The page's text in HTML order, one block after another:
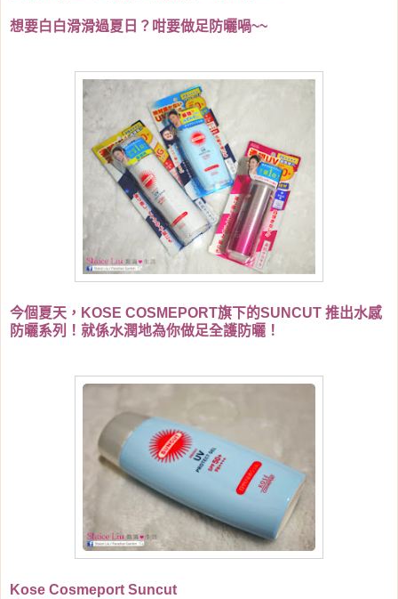
想要白白滑滑過夏日？咁要做足防曬喎~~
今個夏天，KOSE COSMEPORT旗下的SUNCUT 推出水感
防曬系列！就係水潤地為你做足全護防曬！
Kose Cosmeport Suncut